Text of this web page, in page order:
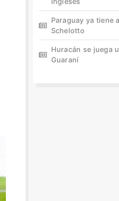
Paraguay ya tiene
Schelotto
Huracán se juega
Guaraní